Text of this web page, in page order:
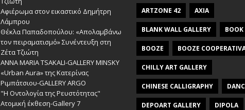
Αφιέρωμα στον εικαστικό Δημήτρη
Λάμπρου
Θέκλα Παπαδοπούλου: «Απολαμβάνω
τον πειραματισμό» Συνέντευξη στη
Ζέτα Τζιώτη
ANNA MARIA TSAKALI-GALLERY MINSKY
«Urban Aura» της Κατερίνας
Ριμπάτσιου-GALLERY ARGO
"Η Οντολογία της Ρευστότητας"
Ατομική έκθεση-Gallery 7
ARTZONE 42 AXIA
BLANK WALL GALLERY BOOK
BOOZE BOOZE
CHILLY ART GALLERY
CHINESE CALLIGRAPHY
DEPOART GALLERY DIPOLA